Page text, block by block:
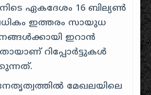
ഏകദേശം 16 ബില്യൺ
ഇത്തരം സായുധ
ഇറാൻ
റിപ്പോർട്ടുകൾ
മേഖലയിലെ